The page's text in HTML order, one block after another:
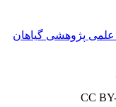
پژوهشی گیاهان